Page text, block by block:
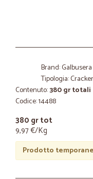
Brand: Galbusera
Tipologia:
Contenuto:380 gr totali
Codice: 14488
380 gr tot
9,97 €/Kg
Prodotto